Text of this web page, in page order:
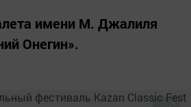
имени М. Джалиля
Онегин».